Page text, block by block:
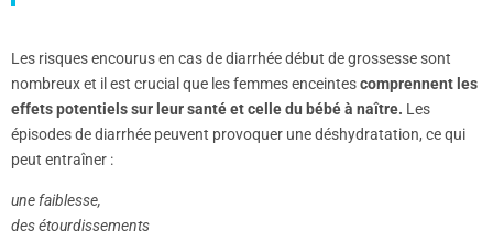
Les risques encourus en cas de diarrhée début de grossesse sont
nombreux et il est crucial que les femmes enceintescomprennent les
effets potentiels sur leur santé et celle du bébé à naître. Les
épisodes de diarrhée peuvent provoquer une déshydratation, ce qui
peut entraîner :
une faiblesse,
des étourdissements